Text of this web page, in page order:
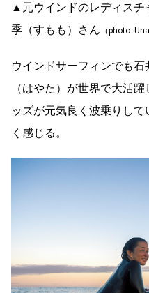
▲元ウインドのレディスチ
季（すもも）さん （photo:
ウインドサーフィンでも
（はやた）が世界で大活
ッズが元気良く波乗りし
く感じる。